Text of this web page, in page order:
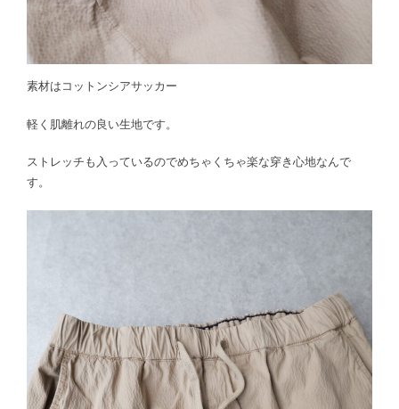
素材はコットンシアサッカー
軽く肌離れの良い生地です。
ストレッチも入っているのでめちゃくちゃ楽な穿き心地なんで
す。